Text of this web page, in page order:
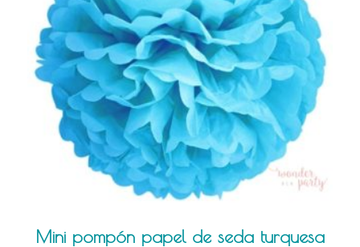
Mini pompón papel de seda turquesa